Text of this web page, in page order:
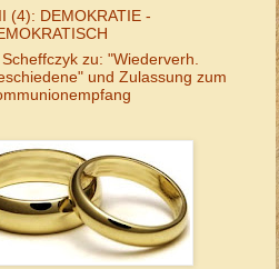
(4): DEMOKRATIE -
zu: "Wiederverh.
und Zulassung zum